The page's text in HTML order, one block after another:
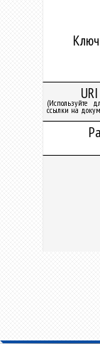
(Используйте
ссылки на